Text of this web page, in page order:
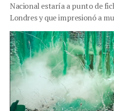
Nacional estaría a punto de
Londres y que impresionó a